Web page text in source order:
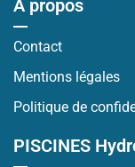
À propos
Contact
Mentions légales
Politique de
PISCINES